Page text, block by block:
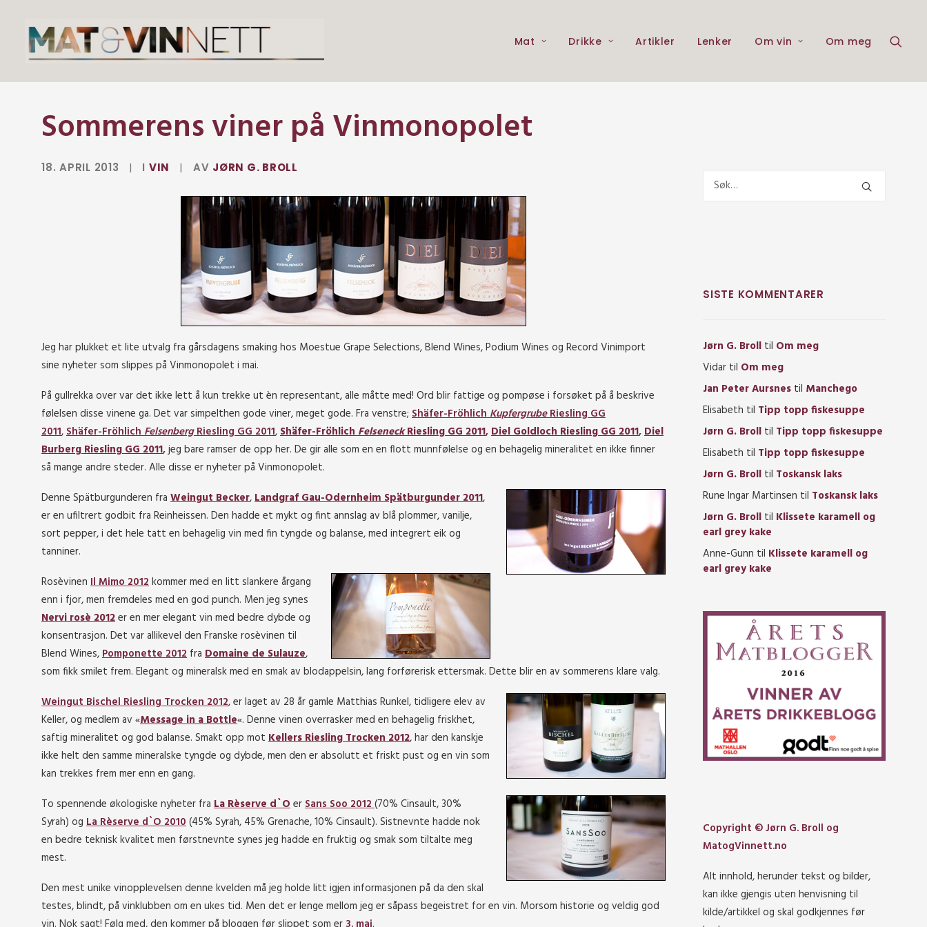
Mat Drikke Artikler Lenker Om vin Om meg
Sommerens viner på Vinmonopolet
18. APRIL 2013 | I VIN | AV JØRN G. BROLL
Jeg har plukket et lite utvalg fra gårsdagens smaking hos Moestue Grape Selections, Blend Wines, Podium Wines og Record Vinimport
sine nyheter som slippes på Vinmonopolet i mai.
På gullrekka over var det ikke lett å kun trekke ut èn representant, alle måtte med! Ord blir fattige og pompøse i forsøket på å beskrive
følelsen disse vinene ga. Det var simpelthen gode viner, meget gode. Fra venstre; Shäfer-FröhlichKupfergrubeRiesling GG
2011,Shäfer-FröhlichFelsenbergRiesling GG 2011,Shäfer-FröhlichFelseneckRiesling GG 2011,Diel Goldloch Riesling GG 2011,Diel
Burberg Riesling GG 2011,jeg bare ramser de opp her. De gir alle som en en flott munnfølelse og en behagelig mineralitet en ikke finner
så mange andre steder. Alle disse er nyheter på Vinmonopolet.
Denne Spätburgunderen fra Weingut Becker,Landgraf Gau-Odernheim Spätburgunder 2011,
er en ufiltrert godbit fra Reinheissen. Den hadde et mykt og fint annslag av blå plommer, vanilje,
sort pepper, i det hele tatt en behagelig vin med fin tyngde og balanse, med integrert eik og
tanniner.
Rosèvinen Il Mimo 2012kommer med en litt slankere årgang
enn i fjor, men fremdeles med en god punch. Men jeg synes
Nervi rosè 2012er en mer elegant vin med bedre dybde og
konsentrasjon. Det var allikevel den Franske rosèvinen til
Blend Wines,Pomponette 2012 fra Domaine de Sulauze,
som fikk smilet frem. Elegant og mineralsk med en smak av blodappelsin, lang forførerisk ettersmak. Dette blir en av sommerens klare valg.
Weingut Bischel Riesling Trocken 2012, er laget av 28 år gamle Matthias Runkel, tidligere elev av
Keller, og medlem av «Message in a Bottle«. Denne vinen overrasker med en behagelig friskhet,
saftig mineralitet og god balanse. Smakt opp mot Kellers Riesling Trocken 2012, har den kanskje
ikke helt den samme mineralske tyngde og dybde, men den er absolutt et friskt pust og en vin som
kan trekkes frem mer enn en gang.
To spennende økologiske nyheter fra La Rèserve d`OerSans Soo 2012(70% Cinsault, 30%
Syrah) og La Rèserve d`O 2010(45% Syrah, 45% Grenache, 10% Cinsault). Sistnevnte hadde nok
en bedre teknisk kvalitet men førstnevnte synes jeg hadde en fruktig og smak som tiltalte meg
mest.
Den mest unike vinopplevelsen denne kvelden må jeg holde litt igjen informasjonen på da den skal
testes, blindt, på vinklubben om en ukes tid. Men det er lenge mellom jeg er såpass begeistret for en vin. Morsom historie og veldig god
SISTE KOMMENTARER
Jørn G. Broll til Om meg
Vidar til Om meg
Jan Peter Aursnes til Manchego
Elisabeth til Tipp topp fiskesuppe
Jørn G. Broll til Tipp topp fiskesuppe
Elisabeth til Tipp topp fiskesuppe
Jørn G. Broll til Toskansk laks
Rune Ingar Martinsen til Toskansk laks
Jørn G. Broll til Klissete karamell og
earl grey kake
Anne-Gunn til Klissete karamell og
earl grey kake
Copyright © Jørn G. Broll og
MatogVinnett.no
Alt innhold, herunder tekst og bilder,
kan ikke gjengis uten henvisning til
kilde/artikkel og skal godkjennes før